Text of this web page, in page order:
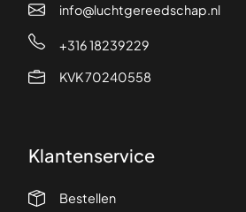
info@luchtgereedschap.nl
+316 18239229
KVK 70240558
Klantenservice
Bestellen